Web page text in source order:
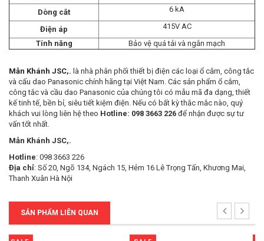
Dòng cắt 6 kA
Điện áp
415V AC
Tính năng
Bảo vệ quá tải và ngắn mạch
Mẫn Khánh JSC,. là nhà phân phối thiết bị điện các loại ổ cắm, công tắc
và cấu dao Panasonic chính hãng tại Việt Nam. Các sản phẩm ổ cắm,
công tắc và cầu dao Panasonic của chúng tôi có mẫu mã đa dạng, thiết
kế tinh tế, bền bỉ, siêu tiết kiệm điện. Nếu có bất kỳ thắc mắc nào, quý
khách vui lòng liên hệ theo Hotline: 098 3663 226 để nhận được sự tư
vấn tốt nhất.
Mẫn Khánh JSC,.
Hotline: 098 3663 226
Địa chỉ: Số 20, Ngõ 134, Ngách 15, Hẻm 16 Lê Trọng Tấn, Khương Mai,
Thanh Xuân Hà Nội
SẢN PHẨM LIÊN QUAN